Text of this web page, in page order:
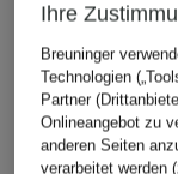
Ihre
Breuninger
Technologien
Partner
Onlineangebot zu
anderen Seiten
verarbeitet werden